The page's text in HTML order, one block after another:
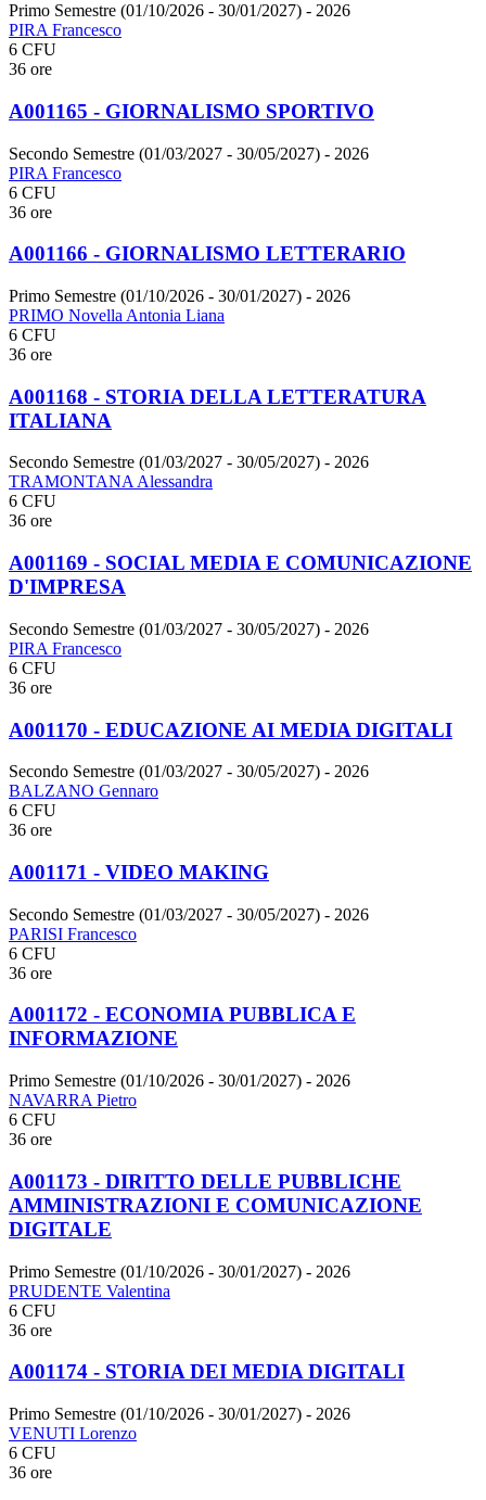
Primo Semestre (01/10/2026 - 30/01/2027) - 2026
PIRA Francesco
6 CFU
36 ore
A001165 - GIORNALISMO SPORTIVO
Secondo Semestre (01/03/2027 - 30/05/2027) - 2026
PIRA Francesco
6 CFU
36 ore
A001166 - GIORNALISMO LETTERARIO
Primo Semestre (01/10/2026 - 30/01/2027) - 2026
PRIMO Novella Antonia Liana
6 CFU
36 ore
A001168 - STORIA DELLA LETTERATURA
ITALIANA
Secondo Semestre (01/03/2027 - 30/05/2027) - 2026
TRAMONTANA Alessandra
6 CFU
36 ore
A001169 - SOCIAL MEDIA E COMUNICAZIONE
D'IMPRESA
Secondo Semestre (01/03/2027 - 30/05/2027) - 2026
PIRA Francesco
6 CFU
36 ore
A001170 - EDUCAZIONE AI MEDIA DIGITALI
Secondo Semestre (01/03/2027 - 30/05/2027) - 2026
BALZANO Gennaro
6 CFU
36 ore
A001171 - VIDEO MAKING
Secondo Semestre (01/03/2027 - 30/05/2027) - 2026
PARISI Francesco
6 CFU
36 ore
A001172 - ECONOMIA PUBBLICA E
INFORMAZIONE
Primo Semestre (01/10/2026 - 30/01/2027) - 2026
NAVARRA Pietro
6 CFU
36 ore
A001173 - DIRITTO DELLE PUBBLICHE
AMMINISTRAZIONI E COMUNICAZIONE
DIGITALE
Primo Semestre (01/10/2026 - 30/01/2027) - 2026
PRUDENTE Valentina
6 CFU
36 ore
A001174 - STORIA DEI MEDIA DIGITALI
Primo Semestre (01/10/2026 - 30/01/2027) - 2026
VENUTI Lorenzo
6 CFU
36 ore